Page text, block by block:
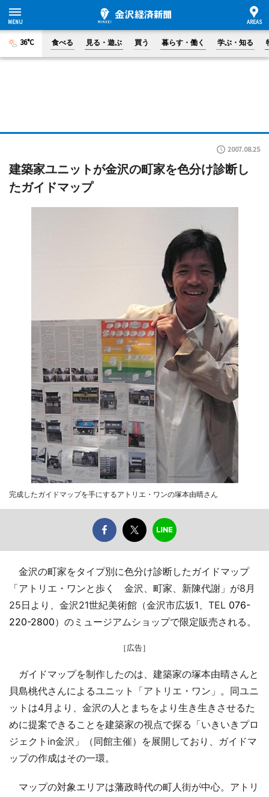
36°C 食べる 見る・遊ぶ 買う 暮らす・働く 学ぶ・知る
2007.08.25
建築家ユニットが金沢の町家を色分け診断し
たガイドマップ
完成したガイドマップを手にするアトリエ・ワンの塚本由晴さん
金沢の町家をタイプ別に色分け診断したガイドマップ
「アトリエ・ワンと歩く 金沢、町家、新陳代謝」が8月
25日より、金沢21世紀美術館（金沢市広坂1、TEL 076-
220-2800）のミュージアムショップで限定販売される。
［広告］
ガイドマップを制作したのは、建築家の塚本由晴さんと
貝島桃代さんによるユニット「アトリエ・ワン」。同ユニ
ットは4月より、金沢の人とまちをより生き生きさせるた
めに提案できることを建築家の視点で探る「いきいきプロ
ジェクトin金沢」（同館主催）を展開しており、ガイドマ
ップの作成はその一環。
マップの対象エリアは藩政時代の町人街が中心。アトリ